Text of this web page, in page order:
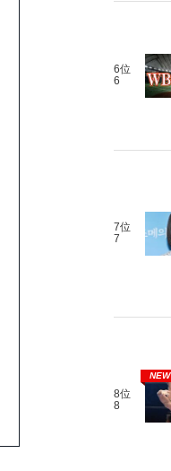
6位
6
7位
7
8位
8
NEW